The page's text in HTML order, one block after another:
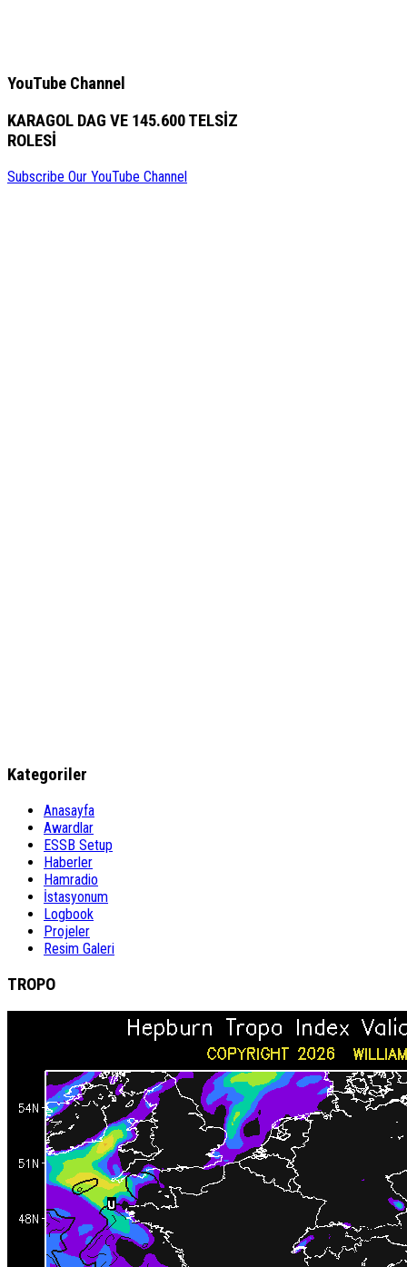
YouTube Channel
KARAGOL DAG VE 145.600 TELSİZ
ROLESİ
Subscribe Our YouTube Channel
Kategoriler
Anasayfa
Awardlar
ESSB Setup
Haberler
Hamradio
İstasyonum
Logbook
Projeler
Resim Galeri
TROPO